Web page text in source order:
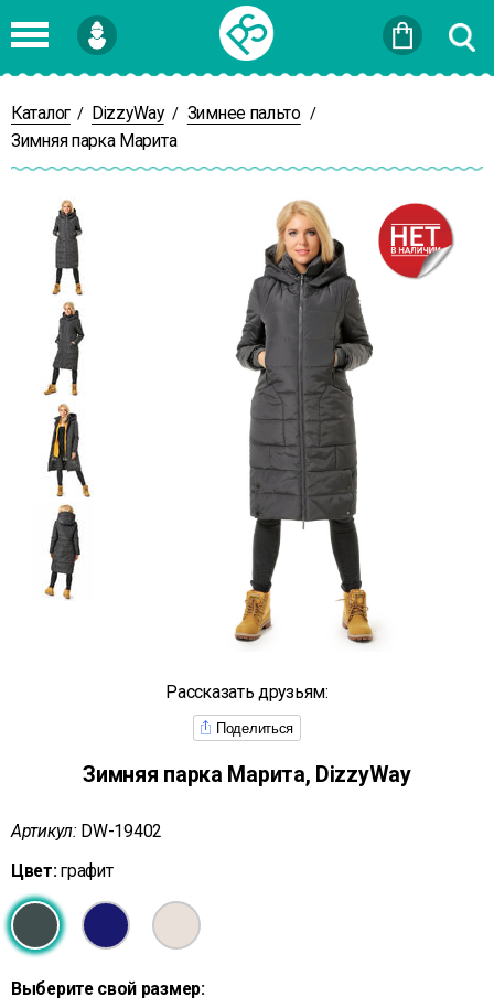
Войти
Каталог / DizzyWay / Зимнее пальто /
Зимняя парка Марита
Рассказать друзьям:
Поделиться
Зимняя парка Марита, DizzyWay
Артикул: DW-19402
Цвет: графит
Выберите свой размер: